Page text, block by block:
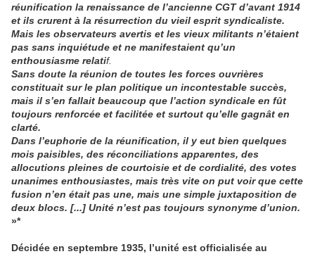
réunification la renaissance de l’ancienne CGT d’avant 1914
et ils crurent à la résurrection du vieil esprit syndicaliste.
Mais les observateurs avertis et les vieux militants n’étaient
pas sans inquiétude et ne manifestaient qu’un
enthousiasme relatif.
Sans doute la réunion de toutes les forces ouvrières
constituait sur le plan politique un incontestable succès,
mais il s’en fallait beaucoup que l’action syndicale en fût
toujours renforcée et facilitée et surtout qu’elle gagnât en
clarté.
Dans l’euphorie de la réunification, il y eut bien quelques
mois paisibles, des réconciliations apparentes, des
allocutions pleines de courtoisie et de cordialité, des votes
unanimes enthousiastes, mais très vite on put voir que cette
fusion n’en était pas une, mais une simple juxtaposition de
deux blocs. [...] Unité n’est pas toujours synonyme d’union.
»*
Décidée en septembre 1935, l’unité est officialisée au